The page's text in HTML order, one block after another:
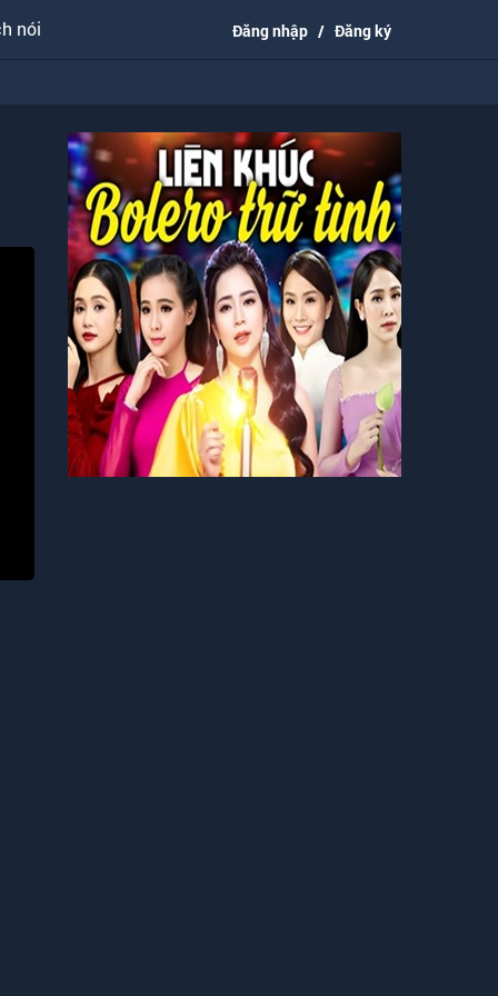
nói Đăng nhập / Đăng ký